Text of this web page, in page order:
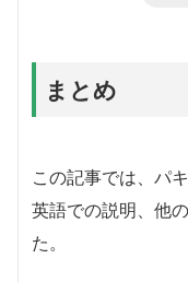
まとめ
この記事では、パ
英語での説明、他
た。